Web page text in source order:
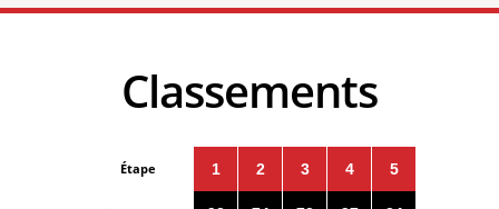
Classements
Étape 1 2 3 4 5